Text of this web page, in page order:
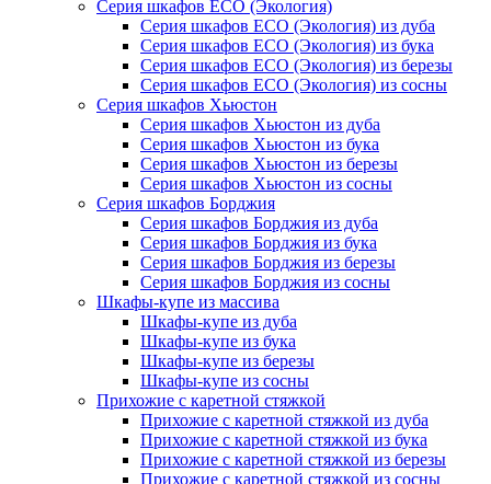
Серия шкафов ECO (Экология)
Серия шкафов ECO (Экология) из дуба
Серия шкафов ECO (Экология) из бука
Серия шкафов ECO (Экология) из березы
Серия шкафов ECO (Экология) из сосны
Серия шкафов Хьюстон
Серия шкафов Хьюстон из дуба
Серия шкафов Хьюстон из бука
Серия шкафов Хьюстон из березы
Серия шкафов Хьюстон из сосны
Серия шкафов Борджия
Серия шкафов Борджия из дуба
Серия шкафов Борджия из бука
Серия шкафов Борджия из березы
Серия шкафов Борджия из сосны
Шкафы-купе из массива
Шкафы-купе из дуба
Шкафы-купе из бука
Шкафы-купе из березы
Шкафы-купе из сосны
Прихожие с каретной стяжкой
Прихожие с каретной стяжкой из дуба
Прихожие с каретной стяжкой из бука
Прихожие с каретной стяжкой из березы
Прихожие с каретной стяжкой из сосны